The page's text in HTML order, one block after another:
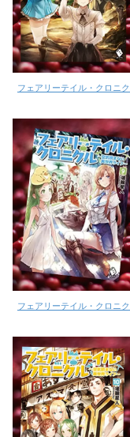
フェアリーテイル・クロニ
フェアリーテイル・クロニ